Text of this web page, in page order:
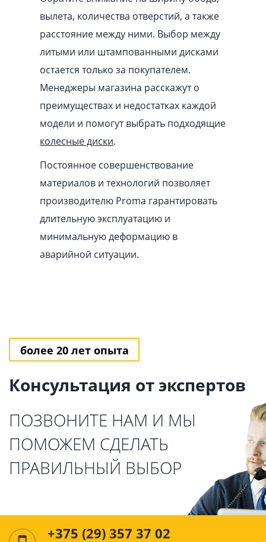
вылета, количества отверстий, а также
расстояние между ними. Выбор между
литыми или штампованными дисками
остается только за покупателем.
Менеджеры магазина расскажут о
преимуществах и недостатках каждой
модели и помогут выбрать подходящие
колесные диски.
Постоянное совершенствование
материалов и технологий позволяет
производителю Proma гарантировать
длительную эксплуатацию и
минимальную деформацию в
аварийной ситуации.
более 20 лет опыта
Консультация от экспертов
ПОЗВОНИТЕ НАМ И МЫ
ПОМОЖЕМ СДЕЛАТЬ
ПРАВИЛЬНЫЙ ВЫБОР
+375 (29) 357 37 02